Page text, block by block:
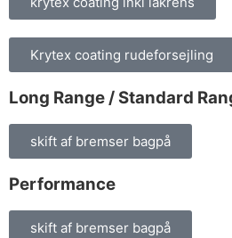
Krytex coating rudeforsejling
Long Range / Standard
skift af bremser bagpå
Performance
skift af bremser bagpå